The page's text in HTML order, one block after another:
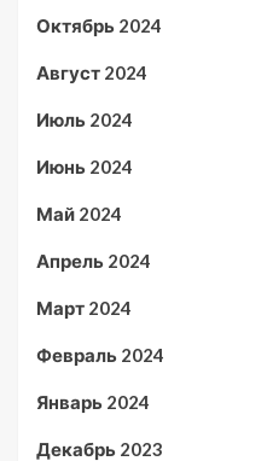
Октябрь 2024
Август 2024
Июль 2024
Июнь 2024
Май 2024
Апрель 2024
Март 2024
Февраль 2024
Январь 2024
Декабрь 2023